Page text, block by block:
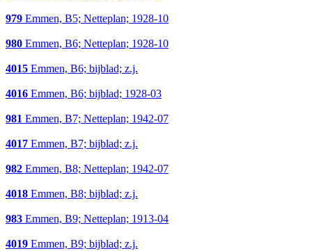
979 Emmen, B5; Netteplan; 1928-10
980 Emmen, B6; Netteplan; 1928-10
4015 Emmen, B6; bijblad; z.j.
4016 Emmen, B6; bijblad; 1928-03
981 Emmen, B7; Netteplan; 1942-07
4017 Emmen, B7; bijblad; z.j.
982 Emmen, B8; Netteplan; 1942-07
4018 Emmen, B8; bijblad; z.j.
983 Emmen, B9; Netteplan; 1913-04
4019 Emmen, B9; bijblad; z.j.